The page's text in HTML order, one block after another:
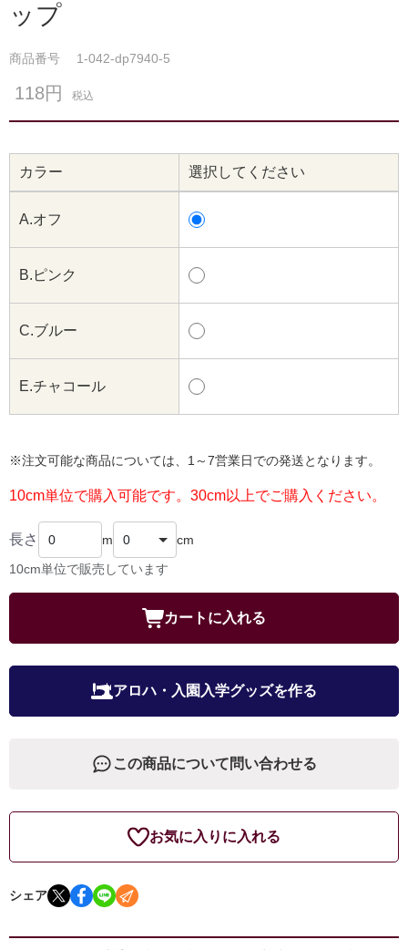
ップ
商品番号 1-042-dp7940-5
118円 税込
カラー 選択してください
A.オフ
B.ピンク
C.ブルー
E.チャコール
※注文可能な商品については、1～7営業日での発送となります。
10cm単位で購入可能です。30cm以上でご購入ください。
長さ m cm
10cm単位で販売しています
カートに入れる
アロハ・入園入学グッズを作る
この商品について問い合わせる
お気に入りに入れる
シェア